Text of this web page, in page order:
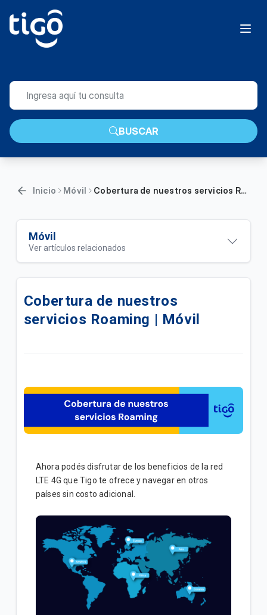
BUSCAR
Inicio Móvil Cobertura de nuestros servicios Roaming | Móvil
Móvil
Ver artículos relacionados
¿Cómo activar VoLTE en tu iPhone?
Roaming Internacional - ¿Cómo cambiar la Red -
Operador de forma manual? | Móvil
Móvil
Descubre los Beneficios de tu Plan Pospago Tigo |
General
Obtener el IMEI | Móvil
Paquetes con vigencia Ilimitada | Móvil
Mensajes de contenido | Móvil
Cobertura de nuestros
servicios Roaming | Móvil
Ahora podés disfrutar de los beneficios de la red
LTE 4G que Tigo te ofrece y navegar en otros
países sin costo adicional.